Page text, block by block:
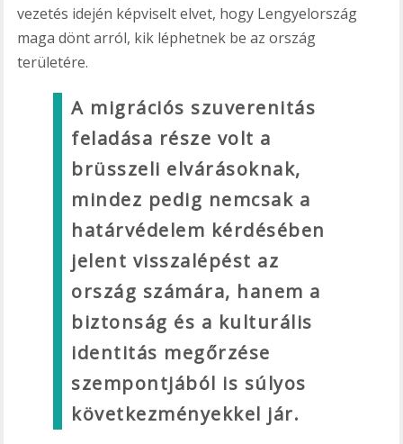
vezetés idején képviselt elvet, hogy Lengyelország
maga dönt arról, kik léphetnek be az ország
területére.
A migrációs szuverenitás
feladása része volt a
brüsszeli elvárásoknak,
mindez pedig nemcsak a
határvédelem kérdésében
jelent visszalépést az
ország számára, hanem a
biztonság és a kulturális
identitás megőrzése
szempontjából is súlyos
következményekkel jár.